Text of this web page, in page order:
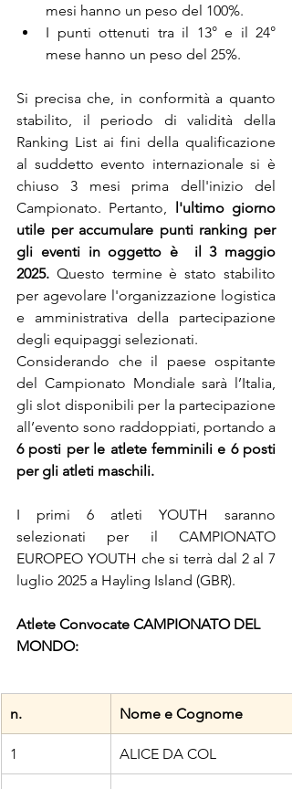
mesi hanno un peso del 100%.
I punti ottenuti tra il 13° e il 24°
mese hanno un peso del 25%.
Si precisa che, in conformità a quanto
stabilito, il periodo di validità della
Ranking List ai fini della qualificazione
al suddetto evento internazionale si è
chiuso 3 mesi prima dell'inizio del
Campionato. Pertanto, l'ultimo giorno
utile per accumulare punti ranking per
gli eventi in oggetto è  il 3 maggio
2025. Questo termine è stato stabilito
per agevolare l'organizzazione logistica
e amministrativa della partecipazione
degli equipaggi selezionati.
Considerando che il paese ospitante
del Campionato Mondiale sarà l’Italia,
gli slot disponibili per la partecipazione
6 posti per le atlete femminili e 6 posti
per gli atleti maschili.
I primi 6 atleti YOUTH saranno
selezionati per il CAMPIONATO
EUROPEO YOUTH che si terrà dal 2 al 7
luglio 2025 a Hayling Island (GBR).
Atlete Convocate CAMPIONATO DEL
MONDO:
n. Nome e Cognome
1 ALICE DA COL